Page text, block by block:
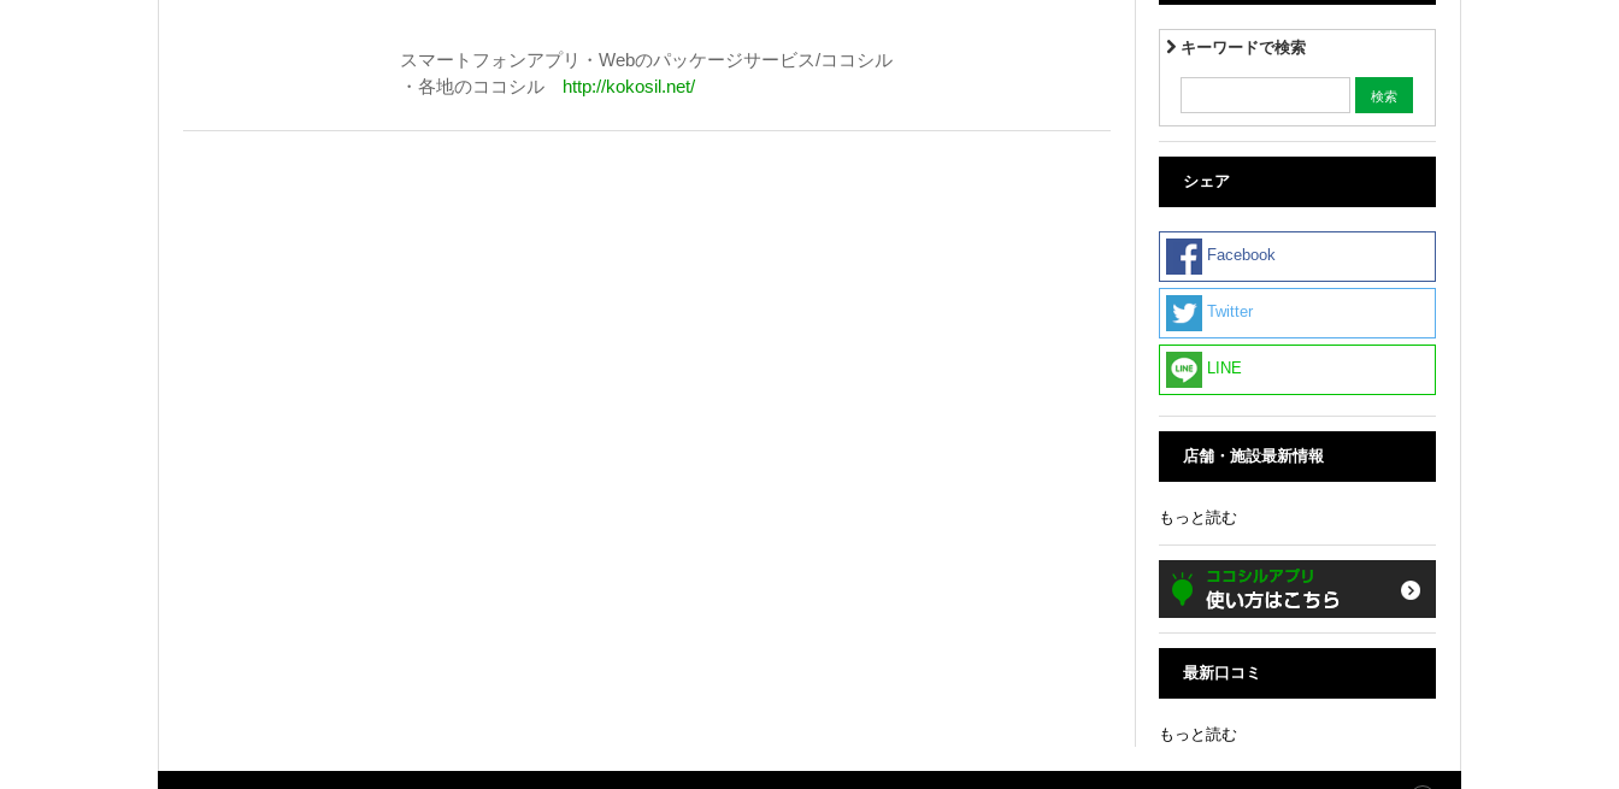
スマートフォンアプリ・Webのパッケージサービス/ココシル
・各地のココシル http://kokosil.net/
キーワードで検索
シェア
Facebook
Twitter
LINE
店舗・施設最新情報
もっと読む
最新口コミ
もっと読む